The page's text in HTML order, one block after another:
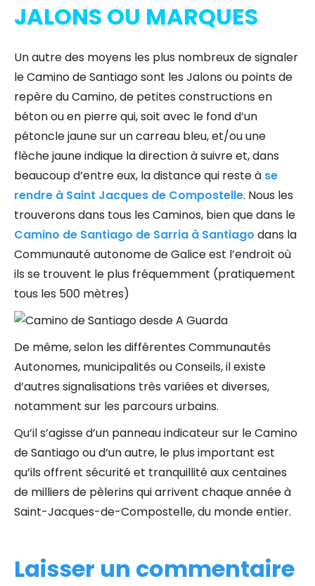
JALONS OU MARQUES
Un autre des moyens les plus nombreux de signaler
le Camino de Santiago sont les Jalons ou points de
repère du Camino, de petites constructions en
béton ou en pierre qui, soit avec le fond d’un
pétoncle jaune sur un carreau bleu, et/ou une
flèche jaune indique la direction à suivre et, dans
beaucoup d’entre eux, la distance qui reste à se
rendre à Saint Jacques de Compostelle. Nous les
trouverons dans tous les Caminos, bien que dans le
Camino de Santiago de Sarria à Santiago dans la
Communauté autonome de Galice est l’endroit où
ils se trouvent le plus fréquemment (pratiquement
tous les 500 mètres)
De même, selon les différentes Communautés
Autonomes, municipalités ou Conseils, il existe
d’autres signalisations très variées et diverses,
notamment sur les parcours urbains.
Qu’il s’agisse d’un panneau indicateur sur le Camino
de Santiago ou d’un autre, le plus important est
qu’ils offrent sécurité et tranquillité aux centaines
de milliers de pèlerins qui arrivent chaque année à
Saint-Jacques-de-Compostelle, du monde entier.
Laisser un commentaire